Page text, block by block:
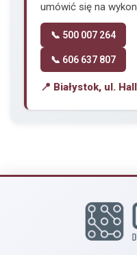
umówić się na
📞 500 007 264
📞 606 637 807
📍 Białystok, ul.